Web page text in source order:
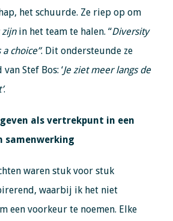
het schuurde. Ze riep op om
in het team te halen. “Diversity
choice”. Dit ondersteunde ze
Stef Bos: ‘Je ziet meer langs de
.
als vertrekpunt in een
samenwerking
waren stuk voor stuk
waarbij ik het niet
een voorkeur te noemen. Elke